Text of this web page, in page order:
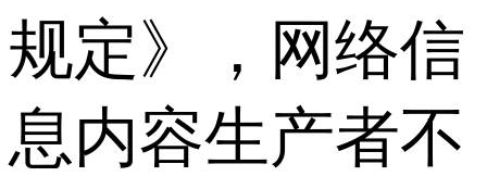
规定》，网络信
息内容生产者不